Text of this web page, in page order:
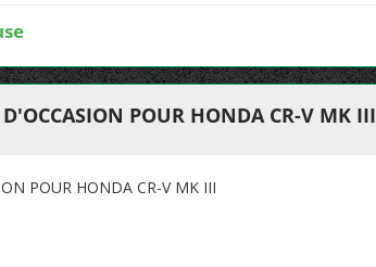
POUR HONDA CR-V MK III
POUR HONDA CR-V MK III